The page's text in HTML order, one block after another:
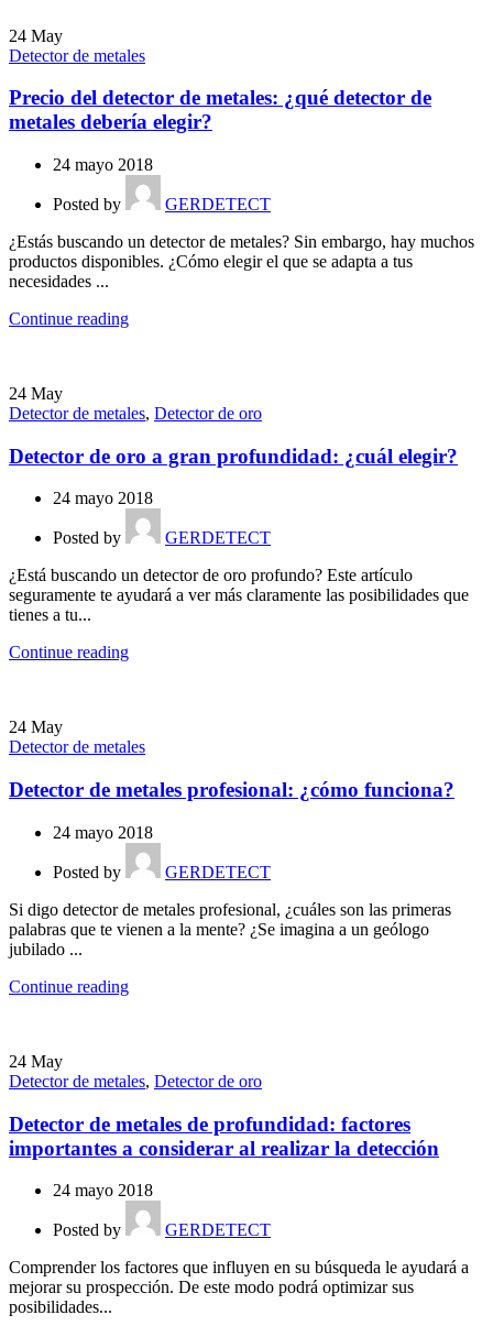
24 May
Detector de metales
Precio del detector de metales: ¿qué detector de
metales debería elegir?
24 mayo 2018
Posted by
GERDETECT
¿Estás buscando un detector de metales? Sin embargo, hay muchos
productos disponibles. ¿Cómo elegir el que se adapta a tus
necesidades ...
Continue reading
24 May
Detector de metales, Detector de oro
Detector de oro a gran profundidad: ¿cuál elegir?
24 mayo 2018
Posted by
GERDETECT
¿Está buscando un detector de oro profundo? Este artículo
seguramente te ayudará a ver más claramente las posibilidades que
tienes a tu...
Continue reading
24 May
Detector de metales
Detector de metales profesional: ¿cómo funciona?
24 mayo 2018
Posted by
GERDETECT
Si digo detector de metales profesional, ¿cuáles son las primeras
palabras que te vienen a la mente? ¿Se imagina a un geólogo
jubilado ...
Continue reading
24 May
Detector de metales, Detector de oro
Detector de metales de profundidad: factores
importantes a considerar al realizar la detección
24 mayo 2018
Posted by
GERDETECT
Comprender los factores que influyen en su búsqueda le ayudará a
mejorar su prospección. De este modo podrá optimizar sus
posibilidades...